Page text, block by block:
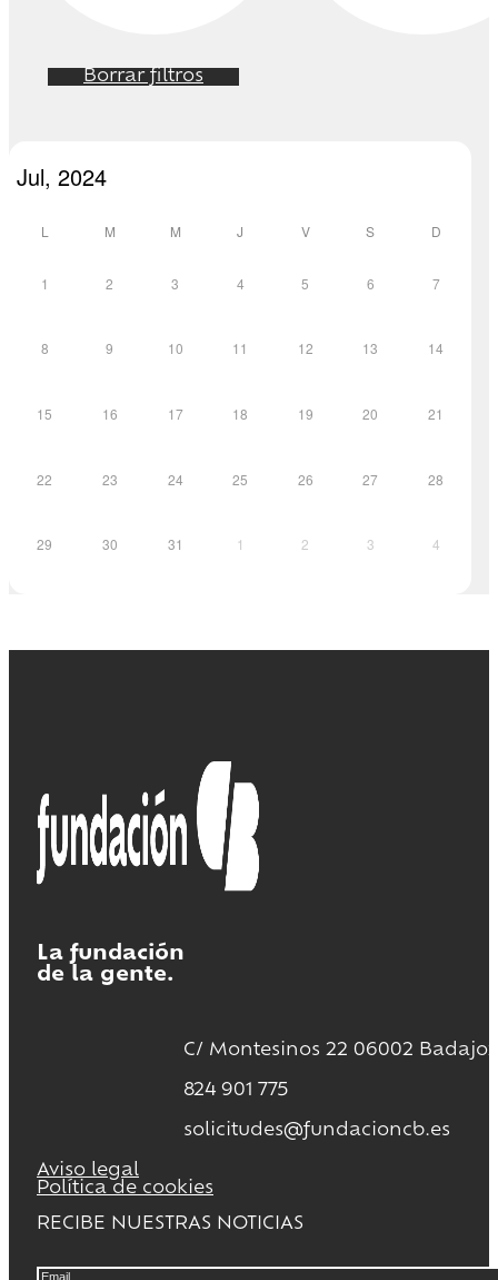
Borrar filtros
L M M J V S D
1 2 3 4 5 6 7
8 9 10 11 12 13 14
15 16 17 18 19 20 21
22 23 24 25 26 27 28
29 30 31 1 2 3 4
La fundación
de la gente.
C/ Montesinos 22 06002 Badajoz
824 901 775
solicitudes@fundacioncb.es
Aviso legal
Política de cookies
RECIBE NUESTRAS NOTICIAS